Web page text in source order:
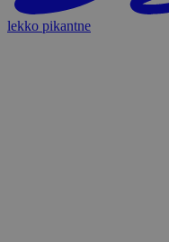
lekko pikantne